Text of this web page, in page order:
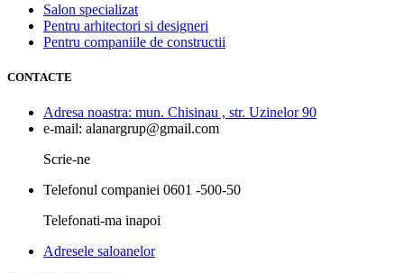
Salon specializat
Pentru arhitectori si designeri
Pentru companiile de constructii
CONTACTE
Adresa noastra: mun. Chisinau , str. Uzinelor 90
e-mail: alanargrup@gmail.com
Scrie-ne
Telefonul companiei 0601 -500-50
Telefonati-ma inapoi
Adresele saloanelor